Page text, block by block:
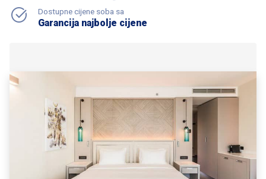
Dostupne cijene soba sa
Garancija najbolje cijene